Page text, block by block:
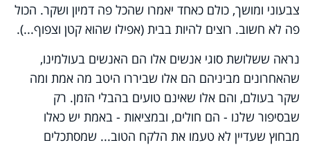
צבעוני ומושך, כולם כאחד יאמרו שהכל פה דמיון ושקר. הכול
פה לא חשוב. רוצים להיות בבית (אפילו שהוא קטן וצפוף...).
נראה ששלושת סוגי אנשים אלו הם האנשים בעולמינו,
שהאחרונים מביניהם הם אלו שביררו היטב מה אמת ומה
שקר בעולם, והם אלו שאינם טועים בהבלי הזמן. רק
שבסיפור שלנו - הם חולים, ובמציאות - באמת יש כאלו
מבחוץ שעדיין לא טעמו את הלקח הטוב... שמסתכלים